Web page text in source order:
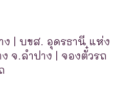
ราชธานี
.
ง | บขส. อุดรธานี แห่ง
จ.ลำปาง | จองตั๋วรถ